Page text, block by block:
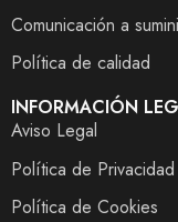
Comunicación a
Política de calidad
INFORMACIÓN
Aviso Legal
Política de Privacidad
Política de Cookies